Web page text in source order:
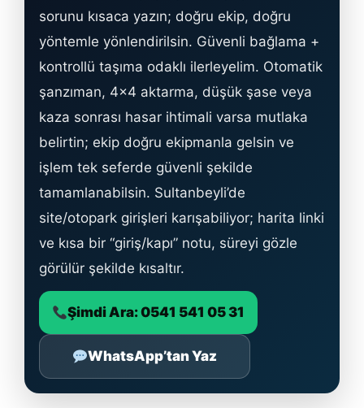
sorunu kısaca yazın; doğru ekip, doğru
yöntemle yönlendirilsin. Güvenli bağlama +
kontrollü taşıma odaklı ilerleyelim. Otomatik
şanzıman, 4×4 aktarma, düşük şase veya
kaza sonrası hasar ihtimali varsa mutlaka
belirtin; ekip doğru ekipmanla gelsin ve
işlem tek seferde güvenli şekilde
tamamlanabilsin. Sultanbeyli’de
site/otopark girişleri karışabiliyor; harita linki
ve kısa bir “giriş/kapı” notu, süreyi gözle
görülür şekilde kısaltır.
Şimdi Ara: 0541 541 05 31
WhatsApp’tan Yaz